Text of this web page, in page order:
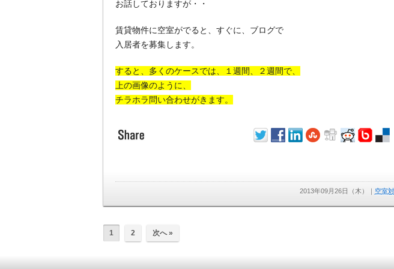
お話しておりますが・・
賃貸物件に空室がでると、すぐに、ブログで
入居者を募集します。
すると、多くのケースでは、１週間、２週間で、
上の画像のように、
チラホラ問い合わせがきます。
2013年09月26日（木） ｜ 空室
1 2 次へ »